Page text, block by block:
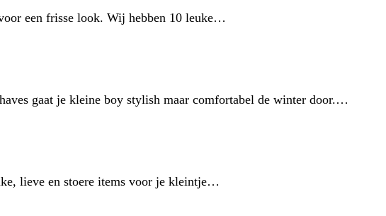
een frisse look. Wij hebben 10 leuke…
gaat je kleine boy stylish maar comfortabel de winter door.…
lieve en stoere items voor je kleintje…